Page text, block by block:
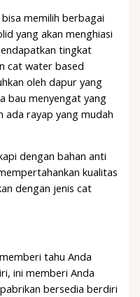
memilih berbagai
yang akan menghiasi
tingkat
cat water based
oleh dapur yang
bau menyengat yang
ada rayap yang mudah
dengan bahan anti
kualitas
dengan jenis cat
tahu Anda
ini memberi Anda
bersedia berdiri